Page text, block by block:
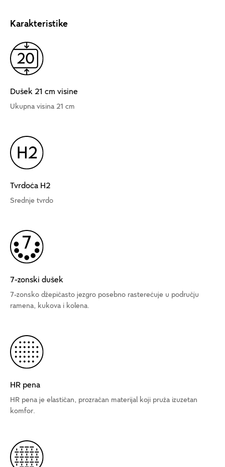
Karakteristike
Dušek 21 cm visine
Ukupna visina 21 cm
Tvrdoća H2
Srednje tvrdo
7-zonski dušek
7-zonsko džepičasto jezgro posebno rasterećuje u području
ramena, kukova i kolena.
HR pena
HR pena je elastičan, prozračan materijal koji pruža izuzetan
komfor.